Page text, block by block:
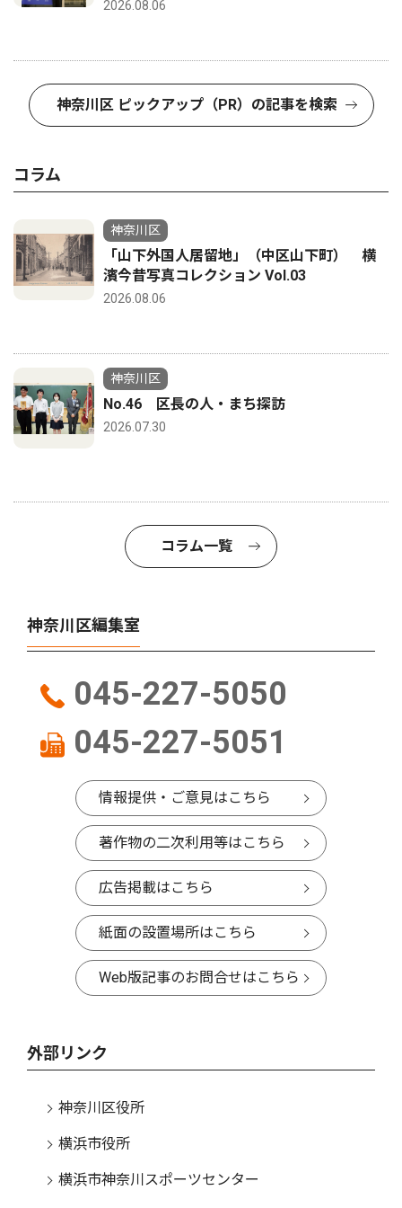
2026.08.06
神奈川区 ピックアップ（PR）の記事を検索
コラム
神奈川区
「山下外国人居留地」（中区山下町） 横
濱今昔写真コレクション Vol.03
2026.08.06
神奈川区
No.46 区長の人・まち探訪
2026.07.30
コラム一覧
神奈川区編集室
045-227-5050
045-227-5051
情報提供・ご意見はこちら
著作物の二次利用等はこちら
広告掲載はこちら
紙面の設置場所はこちら
Web版記事のお問合せはこちら
外部リンク
神奈川区役所
横浜市役所
横浜市神奈川スポーツセンター